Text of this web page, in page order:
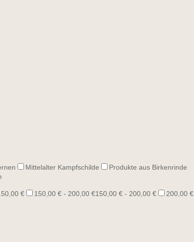
Mittelalter Kampfschilde
Produkte aus Birkenrinde
€ 150,00 € - 200,00 €150,00 € - 200,00 €
200,00 €